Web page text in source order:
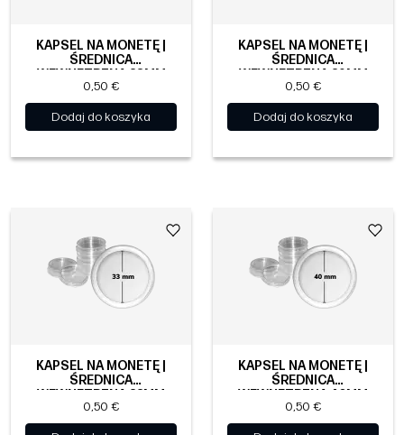
KAPSEL NA MONETĘ |
ŚREDNICA
WEWNĘTRZNA 38MM
0,50 €
Dodaj do koszyka
KAPSEL NA MONETĘ |
ŚREDNICA
WEWNĘTRZNA 39MM
0,50 €
Dodaj do koszyka
KAPSEL NA MONETĘ |
ŚREDNICA
WEWNĘTRZNA 33MM
0,50 €
KAPSEL NA MONETĘ |
ŚREDNICA
WEWNĘTRZNA 40MM
0,50 €